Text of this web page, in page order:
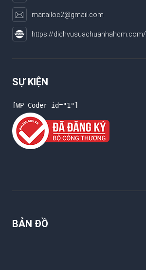
maitailoc2@gmail.com
https://dichvusuachuanhahcm.com/
SỰ KIỆN
[WP-Coder id="1"]
BẢN ĐỒ